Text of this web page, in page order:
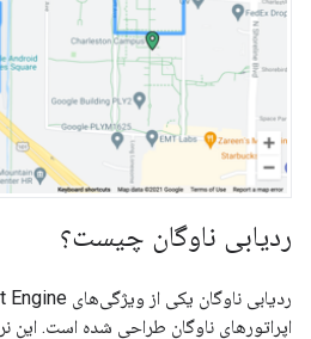
ردیابی ناوگان چیست؟
اپراتورهای ناوگان طراحی شده است. این